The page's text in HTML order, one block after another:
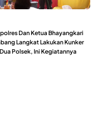
Dan Ketua Bhayangkari
Langkat Lakukan Kunker
Polsek, Ini Kegiatannya